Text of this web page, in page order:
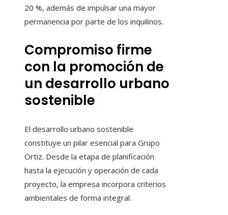
20 %, además de impulsar una mayor
permanencia por parte de los inquilinos.
Compromiso firme
con la promoción de
un desarrollo urbano
sostenible
El desarrollo urbano sostenible
constituye un pilar esencial para Grupo
Ortiz. Desde la etapa de planificación
hasta la ejecución y operación de cada
proyecto, la empresa incorpora criterios
ambientales de forma integral.